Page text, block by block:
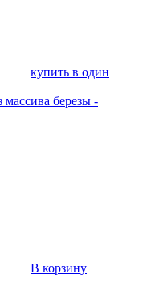
купить в один
В корзину